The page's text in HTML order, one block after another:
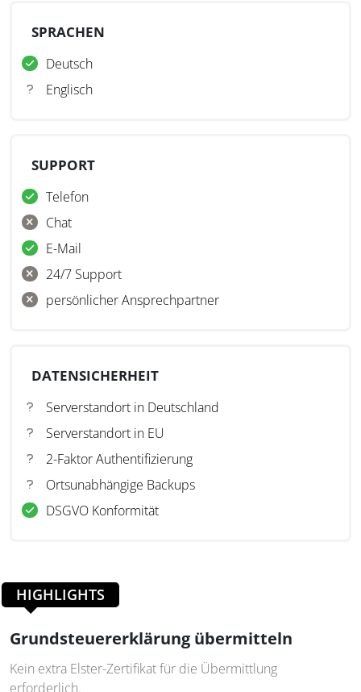
SPRACHEN
Deutsch
Englisch
SUPPORT
Telefon
Chat
E-Mail
24/7 Support
persönlicher Ansprechpartner
DATENSICHERHEIT
Serverstandort in Deutschland
Serverstandort in EU
2-Faktor Authentifizierung
Ortsunabhängige Backups
DSGVO Konformität
HIGHLIGHTS
Grundsteuererklärung übermitteln
Kein extra Elster-Zertifikat für die Übermittlung
erforderlich.